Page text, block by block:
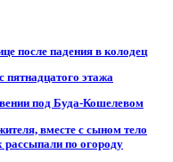
после падения в колодец
пятнадцатого этажа
под Буда-Кошелевом
вместе с сыном тело
рассыпали по огороду